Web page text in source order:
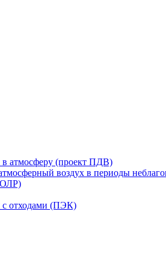
в атмосферу (проект ПДВ)
воздух в периоды
с отходами (ПЭК)